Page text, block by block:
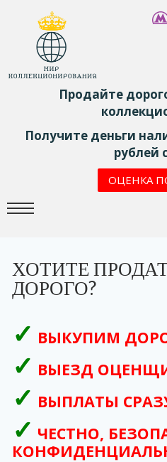
Продайте
Получите деньги
рублей
ОЦЕНКА
ХОТИТЕ
ДОРОГО?
ВЫКУПИМ
ВЫЕЗД
ВЫПЛАТЫ
ЧЕСТНО,